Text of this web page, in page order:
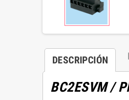
DESCRIPCIÓN
BC2ESVM/